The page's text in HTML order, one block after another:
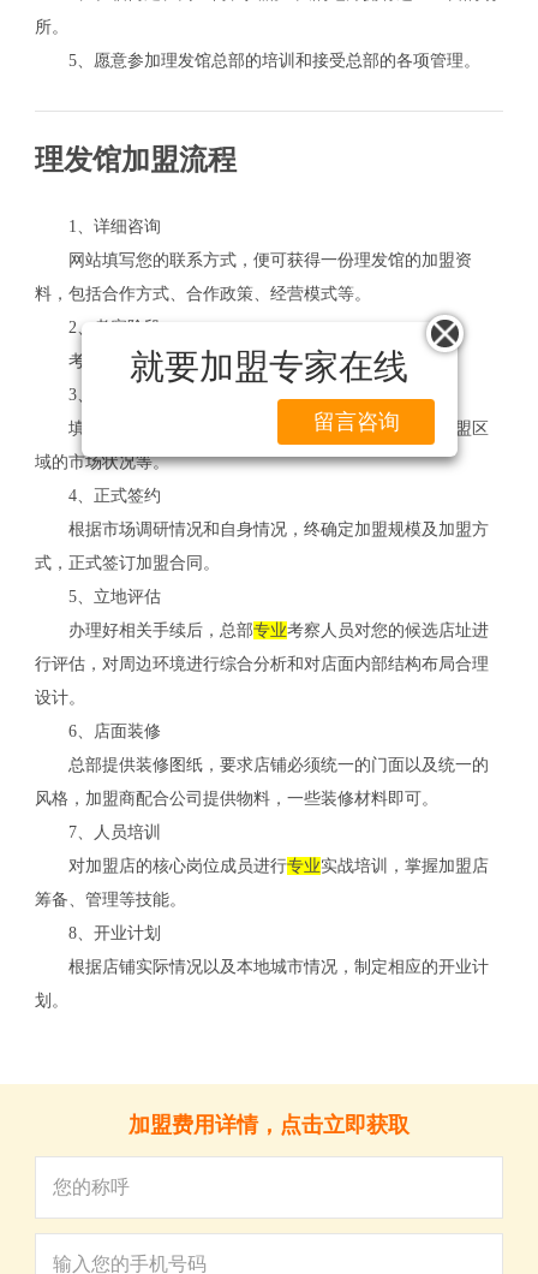
就要加盟专家在线
留言咨询
所。
5、愿意参加理发馆总部的培训和接受总部的各项管理。
理发馆加盟流程
1、详细咨询
网站填写您的联系方式，便可获得一份理发馆的加盟资
料，包括合作方式、合作政策、经营模式等。
2、考察阶段
考察当地消费市场状况及发展趋势。
3、加盟申请
填写加盟申请表，详细介绍自己的加盟预算，意向加盟区
域的市场状况等。
4、正式签约
根据市场调研情况和自身情况，终确定加盟规模及加盟方
式，正式签订加盟合同。
5、立地评估
办理好相关手续后，总部专业考察人员对您的候选店址进
行评估，对周边环境进行综合分析和对店面内部结构布局合理
设计。
6、店面装修
总部提供装修图纸，要求店铺必须统一的门面以及统一的
风格，加盟商配合公司提供物料，一些装修材料即可。
7、人员培训
对加盟店的核心岗位成员进行专业实战培训，掌握加盟店
筹备、管理等技能。
8、开业计划
根据店铺实际情况以及本地城市情况，制定相应的开业计
划。
加盟费用详情，点击立即获取